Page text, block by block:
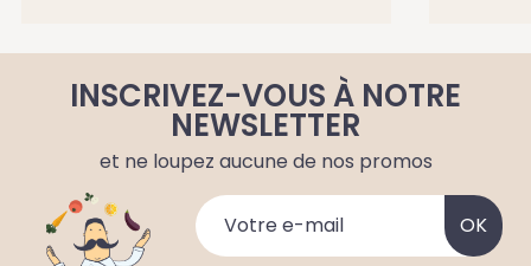
INSCRIVEZ-VOUS À NOTRE
NEWSLETTER
et ne loupez aucune de nos promos